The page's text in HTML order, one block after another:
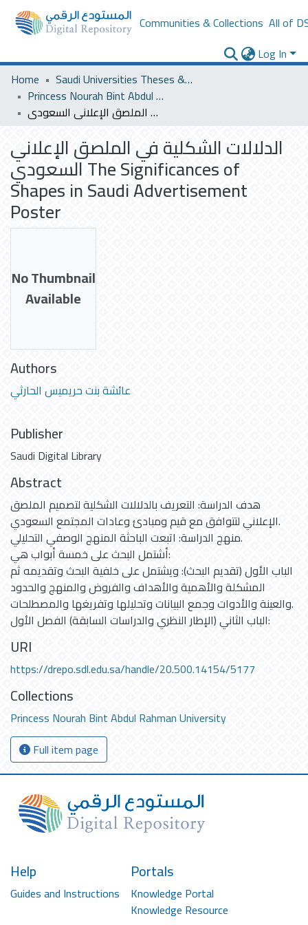
Communities & Collections All of
Log In
Home
Saudi Universities Theses & Dissertations
Princess Nourah Bint Abdul Rahman University
الدلالات الشكلية في الملصق الإعلاني السعودي The Significances of Shapes in Saudi Advertisement Poster
الدلالات الشكلية في الملصق الإعلاني
السعودي The Significances of
Shapes in Saudi Advertisement
Poster
No Thumbnail
Available
Authors
عائشة بنت حريميس الحارثي
Publisher
Saudi Digital Library
Abstract
هدف الدراسة: التعريف بالدلالات الشكلية لتصميم الملصق
الإعلاني لتتوافق مع قيم ومبادئ وعادات المجتمع السعودي.
منهج الدراسة: اتبعت الباحثة المنهج الوصفي التحليلي.
أشتمل البحث على خمسة أبواب هي:
الباب الأول (تقديم البحث): ويشتمل على خلفية البحث وتقديمه ثم
المشكلة والأهمية والأهداف والفروض والمنهج والحدود
والعينة والأدوات وجمع البيانات وتحليلها وتفريغها والمصطلحات.
الباب الثاني (الإطار النظري والدراسات السابقة) الفصل الأول:
URI
https://drepo.sdl.edu.sa/handle/20.500.14154/5177
Collections
Princess Nourah Bint Abdul Rahman University
Full item page
Help
Guides and Instructions
Portals
Knowledge Portal
Knowledge Resource